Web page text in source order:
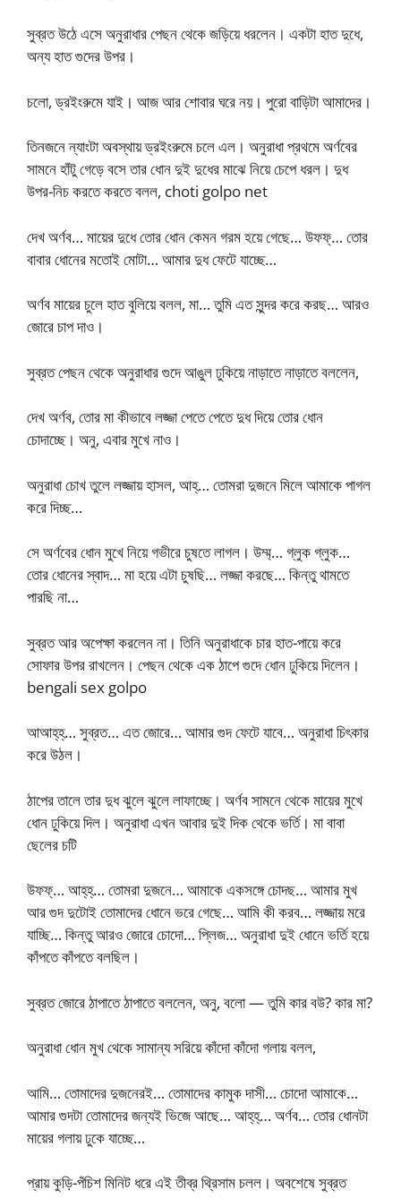
সুব্রত উঠে এসে অনুরাধার পেছন থেকে জড়িয়ে ধরলেন। একটা হাত দুধে,
অন্য হাত গুদের উপর।
চলো, ড্রইংরুমে যাই। আজ আর শোবার ঘরে নয়। পুরো বাড়িটা আমাদের।
তিনজনে ন্যাংটা অবস্থায় ড্রইংরুমে চলে এল। অনুরাধা প্রথমে অর্ণবের
সামনে হাঁটু গেড়ে বসে তার ধোন দুই দুধের মাঝে নিয়ে চেপে ধরল। দুধ
উপর-নিচ করতে করতে বলল, choti golpo net
দেখ অর্ণব… মায়ের দুধে তোর ধোন কেমন গরম হয়ে গেছে… উফফ্‌… তোর
বাবার ধোনের মতোই মোটা… আমার দুধ ফেটে যাচ্ছে…
অর্ণব মায়ের চুলে হাত বুলিয়ে বলল, মা… তুমি এত সুন্দর করে করছ… আরও
জোরে চাপ দাও।
সুব্রত পেছন থেকে অনুরাধার গুদে আঙুল ঢুকিয়ে নাড়াতে নাড়াতে বললেন,
দেখ অর্ণব, তোর মা কীভাবে লজ্জা পেতে পেতে দুধ দিয়ে তোর ধোন
চোদাচ্ছে। অনু, এবার মুখে নাও।
অনুরাধা চোখ তুলে লজ্জায় হাসল, আহ্‌… তোমরা দুজনে মিলে আমাকে পাগল
করে দিচ্ছ…
সে অর্ণবের ধোন মুখে নিয়ে গভীরে চুষতে লাগল। উম্ম্‌… গ্লুক গ্লুক…
তোর ধোনের স্বাদ… মা হয়ে এটা চুষছি… লজ্জা করছে… কিন্তু থামতে
পারছি না…
সুব্রত আর অপেক্ষা করলেন না। তিনি অনুরাধাকে চার হাত-পায়ে করে
সোফার উপর রাখলেন। পেছন থেকে এক ঠাপে গুদে ধোন ঢুকিয়ে দিলেন।
bengali sex golpo
আআহ্‌হ্‌… সুব্রত… এত জোরে… আমার গুদ ফেটে যাবে… অনুরাধা চিৎকার
করে উঠল।
ঠাপের তালে তার দুধ ঝুলে ঝুলে লাফাচ্ছে। অর্ণব সামনে থেকে মায়ের মুখে
ধোন ঢুকিয়ে দিল। অনুরাধা এখন আবার দুই দিক থেকে ভর্তি। মা বাবা
ছেলের চটি
উফফ্‌… আহ্‌হ্‌… তোমরা দুজনে… আমাকে একসঙ্গে চোদছ… আমার মুখ
আর গুদ দুটোই তোমাদের ধোনে ভরে গেছে… আমি কী করব… লজ্জায় মরে
যাচ্ছি… কিন্তু আরও জোরে চোদো… প্লিজ… অনুরাধা দুই ধোনে ভর্তি হয়ে
কাঁপতে কাঁপতে বলছিল।
সুব্রত জোরে ঠাপাতে ঠাপাতে বললেন, অনু, বলো — তুমি কার বউ? কার মা?
অনুরাধা ধোন মুখ থেকে সামান্য সরিয়ে কাঁদো কাঁদো গলায় বলল,
আমি… তোমাদের দুজনেরই… তোমাদের কামুক দাসী… চোদো আমাকে…
আমার গুদটা তোমাদের জন্যই ভিজে আছে… আহ্‌হ্‌… অর্ণব… তোর ধোনটা
মায়ের গলায় ঢুকে যাচ্ছে…
প্রায় কুড়ি-পঁচিশ মিনিট ধরে এই তীব্র থ্রিসাম চলল। অবশেষে সুব্রত